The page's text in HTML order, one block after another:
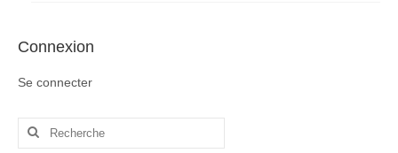
Connexion
Se connecter
Rechercher